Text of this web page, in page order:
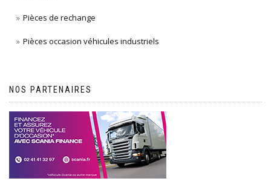
Pièces de rechange
Pièces occasion véhicules industriels
NOS PARTENAIRES